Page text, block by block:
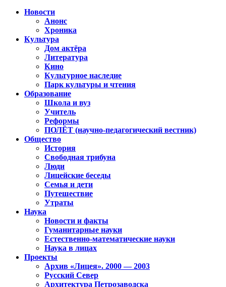
Новости
Анонс
Хроника
Культура
Дом актёра
Литература
Кино
Культурное наследие
Парк культуры и чтения
Образование
Школа и вуз
Учитель
Реформы
ПОЛЁТ (научно-педагогический вестник)
Общество
История
Свободная трибуна
Люди
Лицейские беседы
Семья и дети
Путешествие
Утраты
Наука
Новости и факты
Гуманитарные науки
Естественно-математические науки
Наука в лицах
Проекты
Архив «Лицея». 2000 — 2003
Русский Север
Архитектура Петрозаводска